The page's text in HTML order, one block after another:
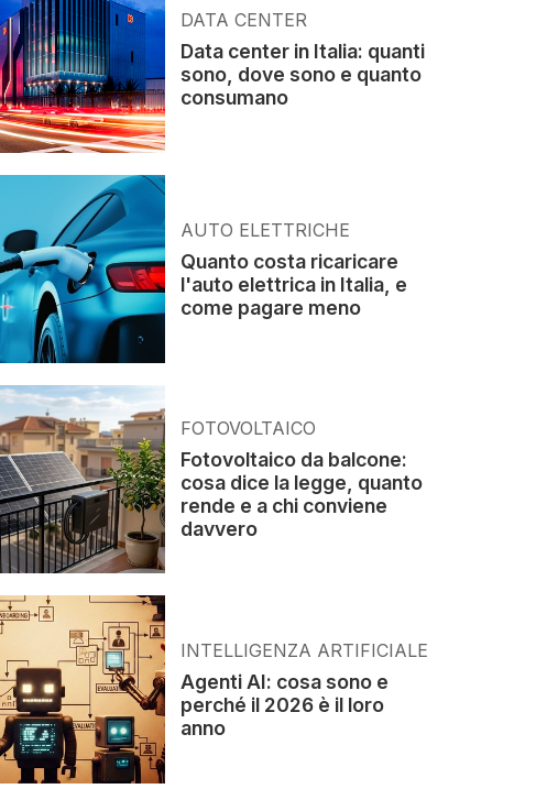
DATA CENTER
Data center in Italia: quanti
sono, dove sono e quanto
consumano
AUTO ELETTRICHE
Quanto costa ricaricare
l'auto elettrica in Italia, e
come pagare meno
FOTOVOLTAICO
Fotovoltaico da balcone:
cosa dice la legge, quanto
rende e a chi conviene
davvero
INTELLIGENZA ARTIFICIALE
Agenti AI: cosa sono e
perché il 2026 è il loro
anno